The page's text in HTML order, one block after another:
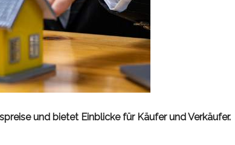
und bietet Einblicke für Käufer und Verkäufer.